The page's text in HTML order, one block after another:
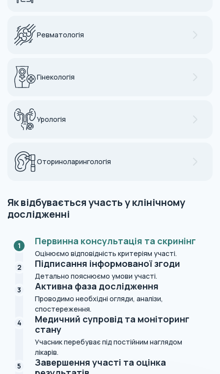
Ревматологія
Гінекологія
Урологія
Оториноларингологія
Як відбувається участь у клінічному
дослідженні
1 Первинна консультація та скринінг
Оцінюємо відповідність критеріям участі.
2
Підписання інформованої згоди
Детально пояснюємо умови участі.
3
Активна фаза дослідження
Проводимо необхідні огляди, аналізи,
спостереження.
4
Медичний супровід та моніторинг
стану
Учасник перебуває під постійним наглядом
лікарів.
5
Завершення участі та оцінка